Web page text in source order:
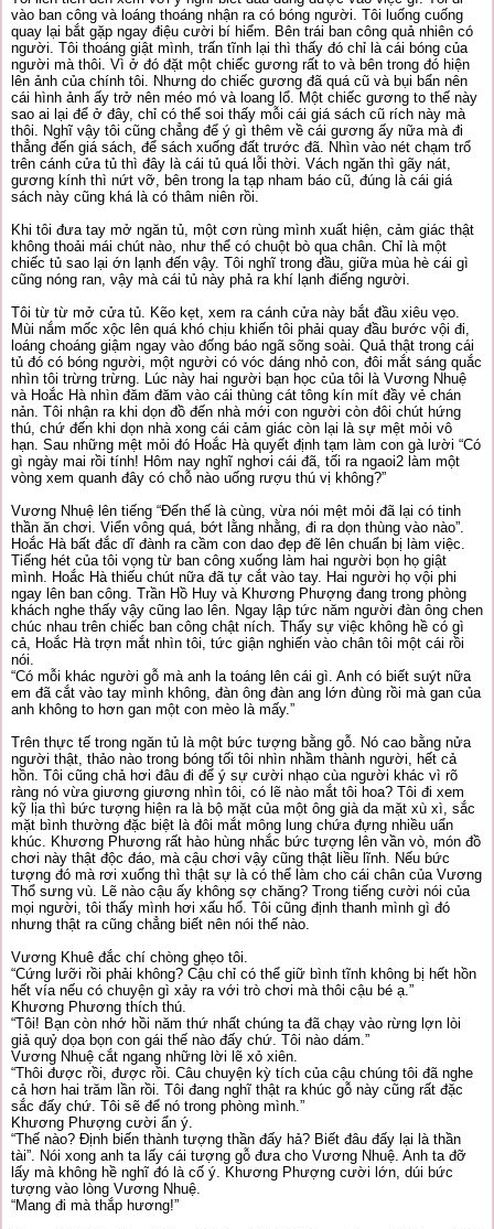
vào ban công và loáng thoáng nhận ra có bóng người. Tôi luống cuống
quay lại bắt gặp ngay điệu cười bí hiểm. Bên trái ban công quả nhiên có
người. Tôi thoáng giật mình, trấn tĩnh lại thì thấy đó chỉ là cái bóng của
người mà thôi. Vì ở đó đặt một chiếc gương rất to và bên trong đó hiện
lên ảnh của chính tôi. Nhưng do chiếc gương đã quá cũ và bụi bẩn nên
cái hình ảnh ấy trở nên méo mó và loang lổ. Một chiếc gương to thế này
sao ai lại để ở đây, chỉ có thể soi thấy mỗi cái giá sách cũ rích này mà
thôi. Nghĩ vậy tôi cũng chẳng để ý gì thêm về cái gương ấy nữa mà đi
thẳng đến giá sách, để sách xuống đất trước đã. Nhìn vào nét chạm trổ
trên cánh cửa tủ thì đây là cái tủ quá lỗi thời. Vách ngăn thì gãy nát,
gương kính thì nứt vỡ, bên trong la tạp nham báo cũ, đúng là cái giá
sách này cũng khá là có thâm niên rồi.
Khi tôi đưa tay mở ngăn tủ, một cơn rùng mình xuất hiện, cảm giác thật
không thoải mái chút nào, như thể có chuột bò qua chân. Chỉ là một
chiếc tủ sao lại ớn lạnh đến vậy. Tôi nghĩ trong đầu, giữa mùa hè cái gì
cũng nóng ran, vậy mà cái tủ này phả ra khí lạnh điếng người.
Tôi từ từ mở cửa tủ. Kẽo kẹt, xem ra cánh cửa này bắt đầu xiêu vẹo.
Mùi nắm mốc xộc lên quá khó chịu khiến tôi phải quay đầu bước vội đi,
loáng choáng giậm ngay vào đống báo ngã sõng soài. Quả thật trong cái
tủ đó có bóng người, một người có vóc dáng nhỏ con, đôi mắt sáng quắc
nhìn tôi trừng trừng. Lúc này hai người bạn học của tôi là Vương Nhuệ
và Hoắc Hà nhìn đăm đăm vào cái thùng cát tông kín mít đầy vẻ chán
nản. Tôi nhận ra khi dọn đồ đến nhà mới con người còn đôi chút hứng
thú, chứ đến khi dọn nhà xong cái cảm giác còn lại là sự mệt mỏi vô
hạn. Sau những mệt mỏi đó Hoắc Hà quyết định tạm làm con gà lười “Có
gì ngày mai rồi tính! Hôm nay nghĩ nghơi cái đã, tối ra ngaoi2 làm một
vòng xem quanh đây có chỗ nào uống rượu thú vị không?”
Vương Nhuệ lên tiếng “Đến thế là cùng, vừa nói mệt mỏi đã lại có tinh
thần ăn chơi. Viển vông quá, bớt lằng nhằng, đi ra dọn thùng vào nào”.
Hoắc Hà bất đắc dĩ đành ra cầm con dao đẹp đẽ lên chuẩn bị làm việc.
Tiếng hét của tôi vọng từ ban công xuống làm hai người bọn họ giật
mình. Hoắc Hà thiếu chút nữa đã tự cắt vào tay. Hai người họ vội phi
ngay lên ban công. Trần Hồ Huy và Khương Phượng đang trong phòng
khách nghe thấy vậy cũng lao lên. Ngay lập tức năm người đàn ông chen
chúc nhau trên chiếc ban công chật ních. Thấy sự việc không hề có gì
cả, Hoắc Hà trợn mắt nhìn tôi, tức giận nghiến vào chân tôi một cái rồi
nói.
“Có mỗi khác người gỗ mà anh la toáng lên cái gì. Anh có biết suýt nữa
em đã cắt vào tay mình không, đàn ông đàn ang lớn đùng rồi mà gan của
anh không to hơn gan một con mèo là mấy.”
Trên thực tế trong ngăn tủ là một bức tượng bằng gỗ. Nó cao bằng nửa
người thật, thảo nào trong bóng tối tôi nhìn nhầm thành người, hết cả
hồn. Tôi cũng chả hơi đâu đi để ý sự cười nhạo cùa người khác vì rõ
ràng nó vừa giương giương nhìn tôi, có lẽ nào mắt tôi hoa? Tôi đi xem
kỹ lịa thì bức tượng hiện ra là bộ mặt của một ông già da mặt xù xì, sắc
mặt bình thường đặc biệt là đôi mắt mông lung chứa đựng nhiều uẩn
khúc. Khương Phương rất hào hùng nhắc bức tượng lên vần vò, món đồ
chơi này thật độc đáo, mà cậu chơi vậy cũng thật liều lĩnh. Nếu bức
tượng đó mà rơi xuống thì thật sự là có thể làm cho cái chân của Vương
Thổ sưng vù. Lẽ nào cậu ấy không sợ chăng? Trong tiếng cười nói của
mọi người, tôi thấy mình hơi xấu hổ. Tôi cũng định thanh mình gì đó
nhưng thật ra cũng chẳng biết nên nói thế nào.
Vương Khuê đắc chí chòng ghẹo tôi.
“Cứng lưỡi rồi phải không? Cậu chỉ có thể giữ bình tĩnh không bị hết hồn
hết vía nếu có chuyện gì xảy ra với trò chơi mà thôi cậu bé ạ.”
Khương Phương thích thú.
“Tôi! Bạn còn nhớ hồi năm thứ nhất chúng ta đã chạy vào rừng lợn lòi
giả quỷ dọa bọn con gái thế nào đấy chứ. Tôi nào dám.”
Vương Nhuệ cắt ngang những lời lẽ xỏ xiên.
“Thôi được rồi, được rồi. Câu chuyện kỳ tích của cậu chúng tôi đã nghe
cả hơn hai trăm lần rồi. Tôi đang nghĩ thật ra khúc gỗ này cũng rất đặc
sắc đấy chứ. Tôi sẽ để nó trong phòng mình.”
Khương Phượng cười ẩn ý.
“Thế nào? Định biến thành tượng thần đấy hả? Biết đâu đấy lại là thần
tài”. Nói xong anh ta lấy cái tượng gỗ đưa cho Vương Nhuệ. Anh ta đỡ
lấy mà không hề nghĩ đó là cố ý. Khương Phượng cười lớn, dúi bức
tượng vào lòng Vương Nhuệ.
“Mang đi mà thắp hương!”